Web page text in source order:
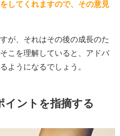
してくれますので、その意見
が、それはその後の成長のた
こを理解していると、アドバ
ようになるでしょう。
イントを指摘する